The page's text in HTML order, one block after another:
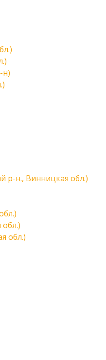
н)
р-н., Винницкая обл.)
обл.)